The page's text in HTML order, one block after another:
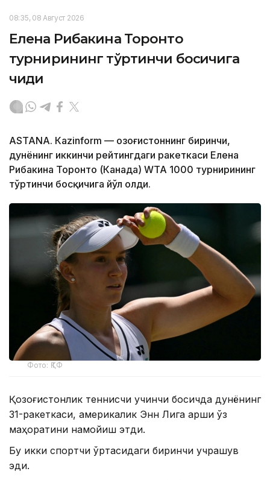
08:35, 08 Август 2026
Елена Рибакина Торонто
турнирининг тўртинчи босқичига
чиқди
ASTANА. Кazinform — Қозоғистоннинг биринчи,
дунёнинг иккинчи рейтингдаги ракеткаси Елена
Рибакина Торонто (Канада) WТА 1000 турнирининг
тўртинчи босқичига йўл олди.
Фото: ҚТФ
Қозоғистонлик теннисчи учинчи босқичда дунёнинг
31-ракеткаси, америкалик Энн Лига қарши ўз
маҳоратини намойиш этди.
Бу икки спортчи ўртасидаги биринчи учрашув
эди.